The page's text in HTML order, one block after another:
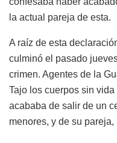
la actual pareja de esta.
A raíz de esta
culminó el pasado
crimen. Agentes de la
Tajo los cuerpos sin
acababa de salir de un
menores, y de su